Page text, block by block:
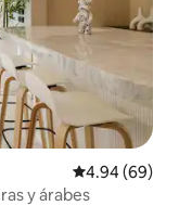
Calificación
4.94 (69)
y árabes